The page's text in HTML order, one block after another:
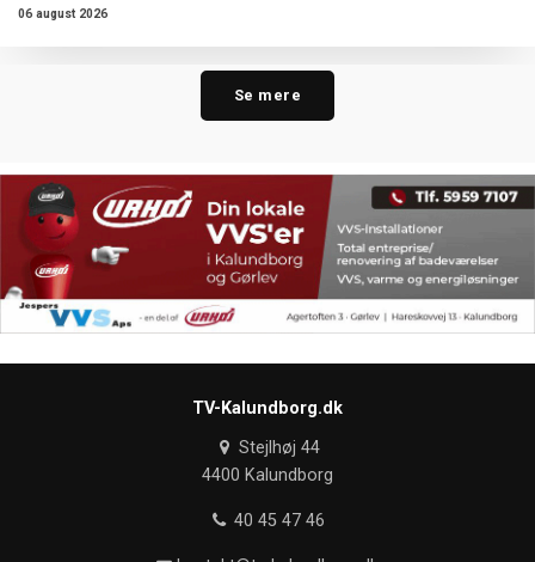
06 august 2026
Se mere
TV-Kalundborg.dk
Stejlhøj 44
4400 Kalundborg
40 45 47 46